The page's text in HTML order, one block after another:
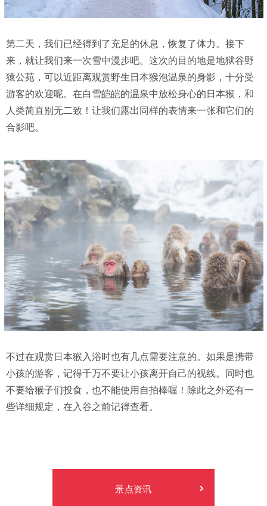
第二天，我们已经得到了充足的休息，恢复了体力。接下
来，就让我们来一次雪中漫步吧。这次的目的地是地狱谷野
猿公苑，可以近距离观赏野生日本猴泡温泉的身影，十分受
游客的欢迎呢。在白雪皑皑的温泉中放松身心的日本猴，和
人类简直别无二致！让我们露出同样的表情来一张和它们的
合影吧。
不过在观赏日本猴入浴时也有几点需要注意的。如果是携带
小孩的游客，记得千万不要让小孩离开自己的视线。同时也
不要给猴子们投食，也不能使用自拍棒喔！除此之外还有一
些详细规定，在入谷之前记得查看。
景点资讯